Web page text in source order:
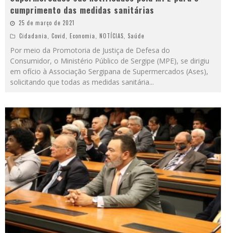
cumprimento das medidas sanitárias
25 de março de 2021
Cidadania, Covid, Economia, NOTÍCIAS, Saúde
Por meio da Promotoria de Justiça de Defesa do
Consumidor, o Ministério Público de Sergipe (MPE), se dirigiu
em ofício à Associação Sergipana de Supermercados (Ases),
solicitando que todas as medidas sanitária...